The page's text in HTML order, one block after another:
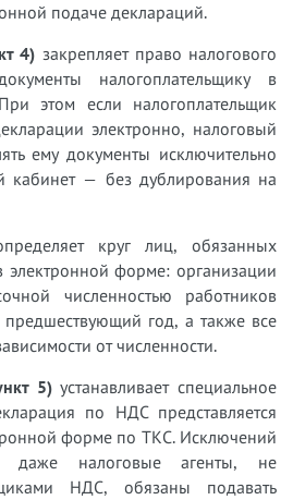
подаче деклараций.
4) закрепляет право налогового
налогоплательщику в
этом если налогоплательщик
электронно, налоговый
ему документы исключительно
кабинет — без дублирования на
круг лиц, обязанных
электронной форме: организации
численностью работников
год, а также все
от численности.
5)устанавливает специальное
по НДС представляется
форме по ТКС. Исключений
даже налоговые агенты, не
НДС, обязаны подавать